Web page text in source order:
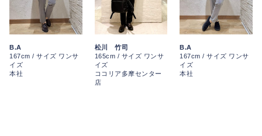
B.A
167cm / サイズ ワンサ
イズ
本社
松川 竹司
165cm / サイズ ワンサ
イズ
ココリア多摩センター
店
B.A
167cm / サイズ ワンサ
イズ
本社